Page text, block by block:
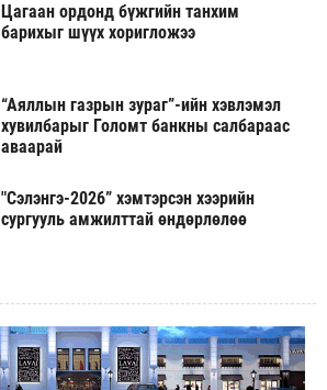
Цагаан ордонд бүжгийн танхим
барихыг шүүх хоригложээ
“Аяллын газрын зураг”-ийн хэвлэмэл
хувилбарыг Голомт банкны салбараас
аваарай
"Сэлэнгэ-2026” хэмтэрсэн хээрийн
сургууль амжилттай өндөрлөлөө